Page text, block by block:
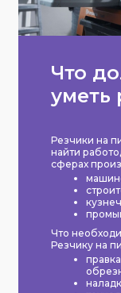
Что
уметь
Резчики на
найти
сферах
Что
Резчику на